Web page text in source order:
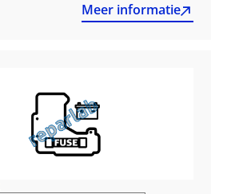
Meer informatie